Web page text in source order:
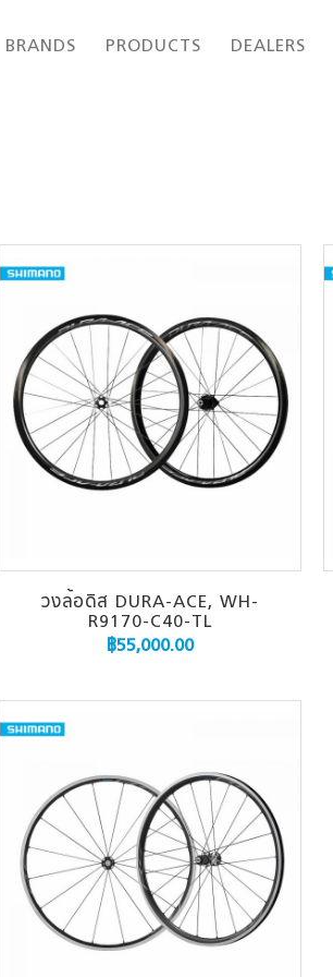
BRANDS PRODUCTS DEALERS
วงล้อดิส DURA-ACE, WH-
R9170-C40-TL
฿55,000.00